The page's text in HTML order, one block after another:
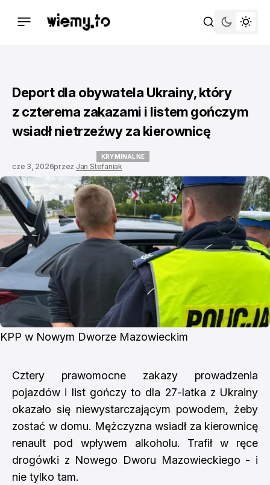
Deport dla obywatela Ukrainy, który
z czterema zakazami i listem gończym
wsiadł nietrzeźwy za kierownicę
KRYMINALNE
cze 3, 2026przez Jan Stefaniak
KPP w Nowym Dworze Mazowieckim
Cztery prawomocne zakazy prowadzenia
pojazdów i list gończy to dla 27-latka z Ukrainy
okazało się niewystarczającym powodem, żeby
zostać w domu. Mężczyzna wsiadł za kierownicę
renault pod wpływem alkoholu. Trafił w ręce
drogówki z Nowego Dworu Mazowieckiego - i
nie tylko tam.